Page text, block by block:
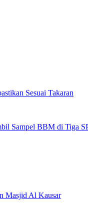
Sesuai Takaran
Sampel BBM di Tiga
Masjid Al Kausar